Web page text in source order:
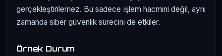
gerçekleştirilemez. Bu sadece işlem hacmini değil, aynı
zamanda siber güvenlik sürecini de etkiler.
Örnek Durum